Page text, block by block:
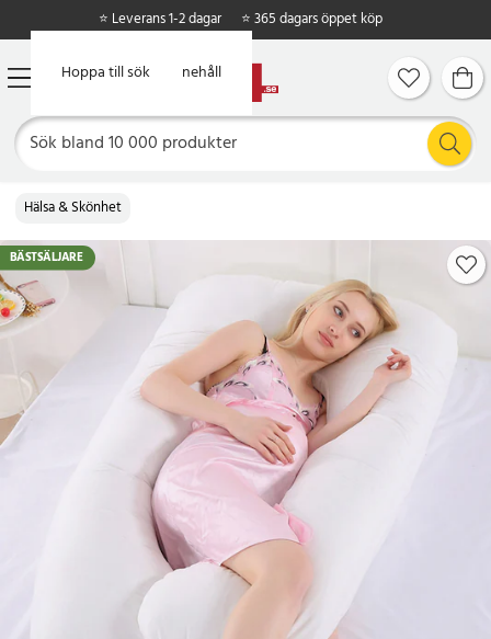
Hoppa till huvudinnehåll
Hoppa till sök
⭐ Leverans 1-2 dagar ⭐ 365 dagars öppet köp
Hälsa & Skönhet
BÄSTSÄLJARE